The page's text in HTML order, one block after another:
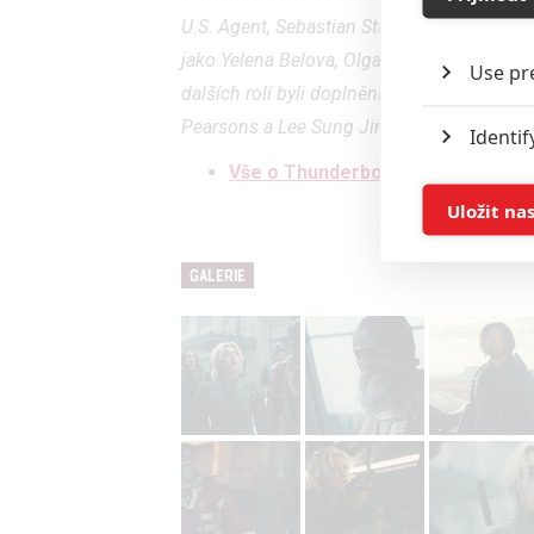
U.S. Agent, Sebastian Stan jako Winter
jako Yelena Belova, Olga Kurylenko jako
dalších rolí byli doplněni Lewis Pullman a
Pearsons a Lee Sung Jin, režíruje Jake
Vše o Thunderbolts*
GALERIE
Use
Store
and
Udělením
možnost:
advertising
Uložit